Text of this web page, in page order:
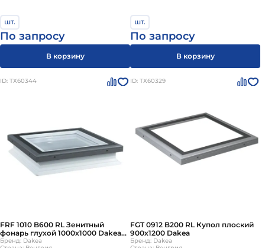
шт.
По запросу
В корзину
шт.
По запросу
В корзину
ID: ТХ60344
FRF 1010 B600 RL Зенитный
фонарь глухой 1000х1000 Dakea
(без купола)
Бренд: Dakea
ID: ТХ60329
FGT 0912 B200 RL Купол плоский
900х1200 Dakea
Бренд: Dakea